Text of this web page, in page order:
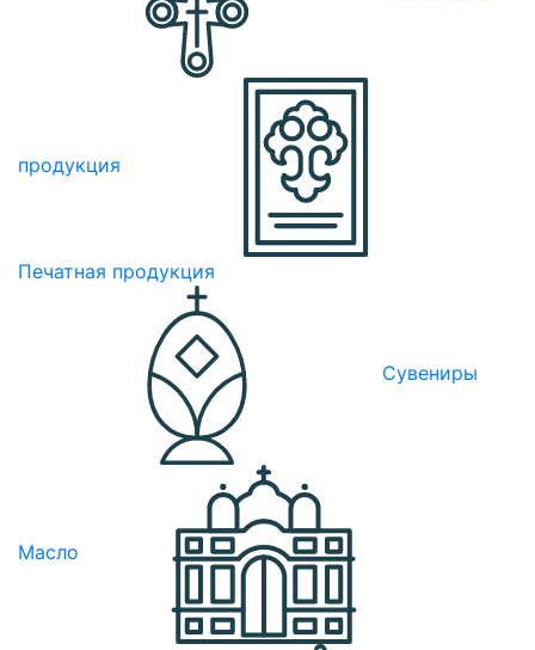
продукция
Печатная продукция
Сувениры
Масло